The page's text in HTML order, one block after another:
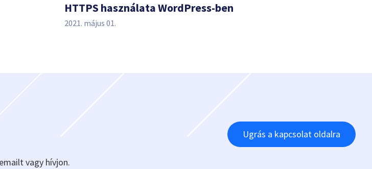
HTTPS használata WordPress-ben
2021. május 01.
vagy hívjon.
Ugrás a kapcsolat oldalra